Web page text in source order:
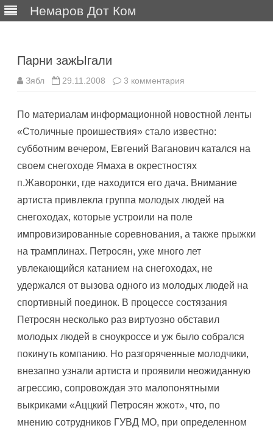
Немаров Дот Ком
Парни зажЫгали
Зябл 29.11.2008 3 комментария
По материалам информационной новостной ленты
«Столичные проишествия» стало известно:
субботним вечером, Евгений Ваганович катался на
своем снегоходе Ямаха в окрестностях
п.Жаворонки, где находится его дача. Внимание
артиста привлекла группа молодых людей на
снегоходах, которые устроили на поле
импровизированные соревнования, а также прыжки
на трамплинах. Петросян, уже много лет
увлекающийся катанием на снегоходах, не
удержался от вызова одного из молодых людей на
спортивный поединок. В процессе состязания
Петросян несколько раз виртуозно обставил
молодых людей в сноукроссе и уж было собрался
покинуть компанию. Но разгоряченные молодчики,
внезапно узнали артиста и проявили неожиданную
агрессию, сопровождая это малопонятными
выкриками «Аццкий Петросян жжот», что, по
мнению сотрудников ГУВД МО, при определенном